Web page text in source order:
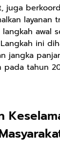
juga
layanan
awal
ini
jangka
pada tahun